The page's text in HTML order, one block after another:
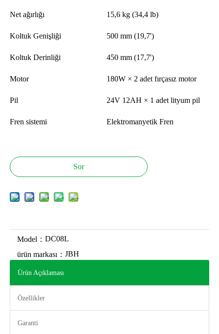
Net ağırlığı 15,6 kg (34,4 lb)
Koltuk Genişliği 500 mm (19,7')
Koltuk Derinliği 450 mm (17,7')
Motor 180W × 2 adet fırçasız motor
Pil 24V 12AH × 1 adet lityum pil
Fren sistemi Elektromanyetik Fren
Sor
Model： DC08L
ürün markası： JBH
Ürün Açıklaması
Özellikler
Garanti